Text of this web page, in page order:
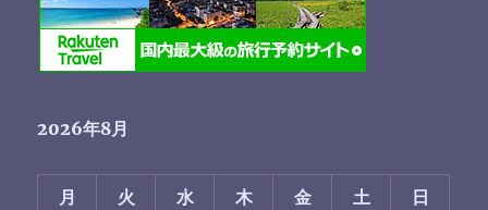
2026年8月
月 火 水 木 金 土 日